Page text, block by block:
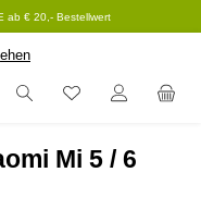
ab € 20,- Bestellwert
Mi 5 / 6